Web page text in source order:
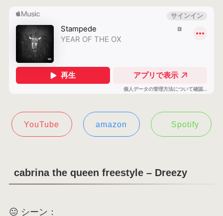
YouTube amazon Spotify
cabrina the queen freestyle – Dreezy
😐 シーン：